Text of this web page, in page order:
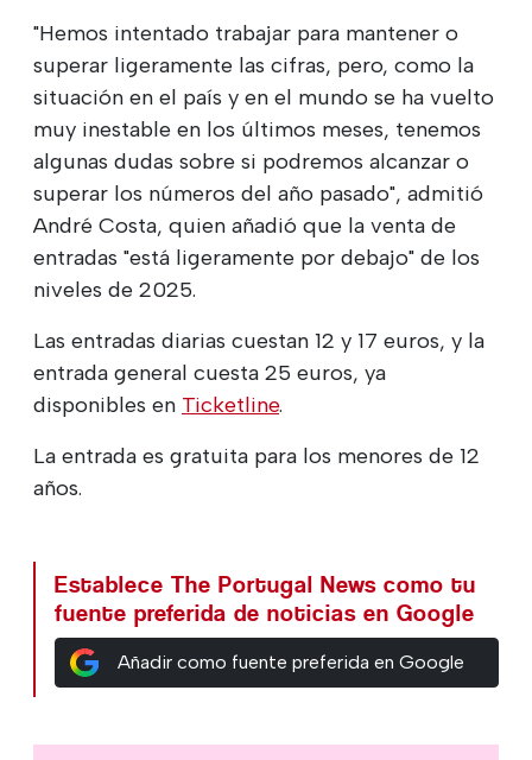
"Hemos intentado trabajar para mantener o
superar ligeramente las cifras, pero, como la
situación en el país y en el mundo se ha vuelto
muy inestable en los últimos meses, tenemos
algunas dudas sobre si podremos alcanzar o
superar los números del año pasado", admitió
André Costa, quien añadió que la venta de
entradas "está ligeramente por debajo" de los
niveles de 2025.
Las entradas diarias cuestan 12 y 17 euros, y la
entrada general cuesta 25 euros, ya
disponibles en Ticketline.
La entrada es gratuita para los menores de 12
años.
Establece The Portugal News como tu
fuente preferida de noticias en Google
Añadir como fuente preferida en Google